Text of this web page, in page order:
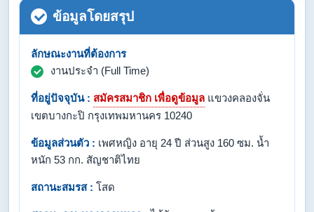
ข้อมูลโดยสรุป
ลักษณะงานที่ต้องการ
งานประจำ (Full Time)
ที่อยู่ปัจจุบัน : สมัครสมาชิก เพื่อดูข้อมูล แขวงคลองจั่น
เขตบางกะปิ กรุงเทพมหานคร 10240
ข้อมูลส่วนตัว : เพศหญิง อายุ 24 ปี ส่วนสูง 160 ซม. น้ำ
หนัก 53 กก. สัญชาติไทย
สถานะสมรส : โสด